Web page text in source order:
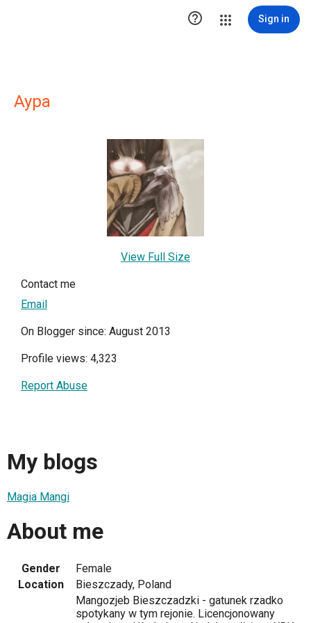
 Sign in
Aypa
View Full Size
Contact me
Email
On Blogger since: August 2013
Profile views: 4,323
Report Abuse
My blogs
Magia Mangi
About me
Gender
Female
Location
Bieszczady, Poland
Mangozjeb Bieszczadzki - gatunek rzadko
spotykany w tym rejonie. Licencjonowany